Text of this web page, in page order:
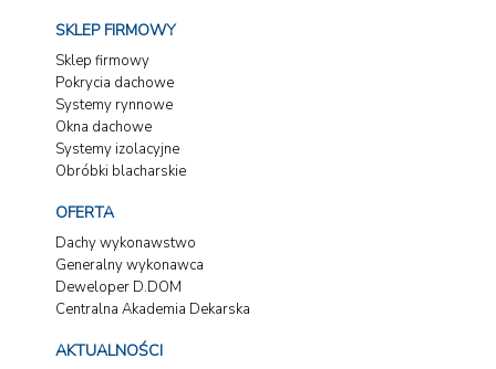
SKLEP FIRMOWY
Sklep firmowy
Pokrycia dachowe
Systemy rynnowe
Okna dachowe
Systemy izolacyjne
Obróbki blacharskie
OFERTA
Dachy wykonawstwo
Generalny wykonawca
Deweloper D.DOM
Centralna Akademia Dekarska
AKTUALNOŚCI